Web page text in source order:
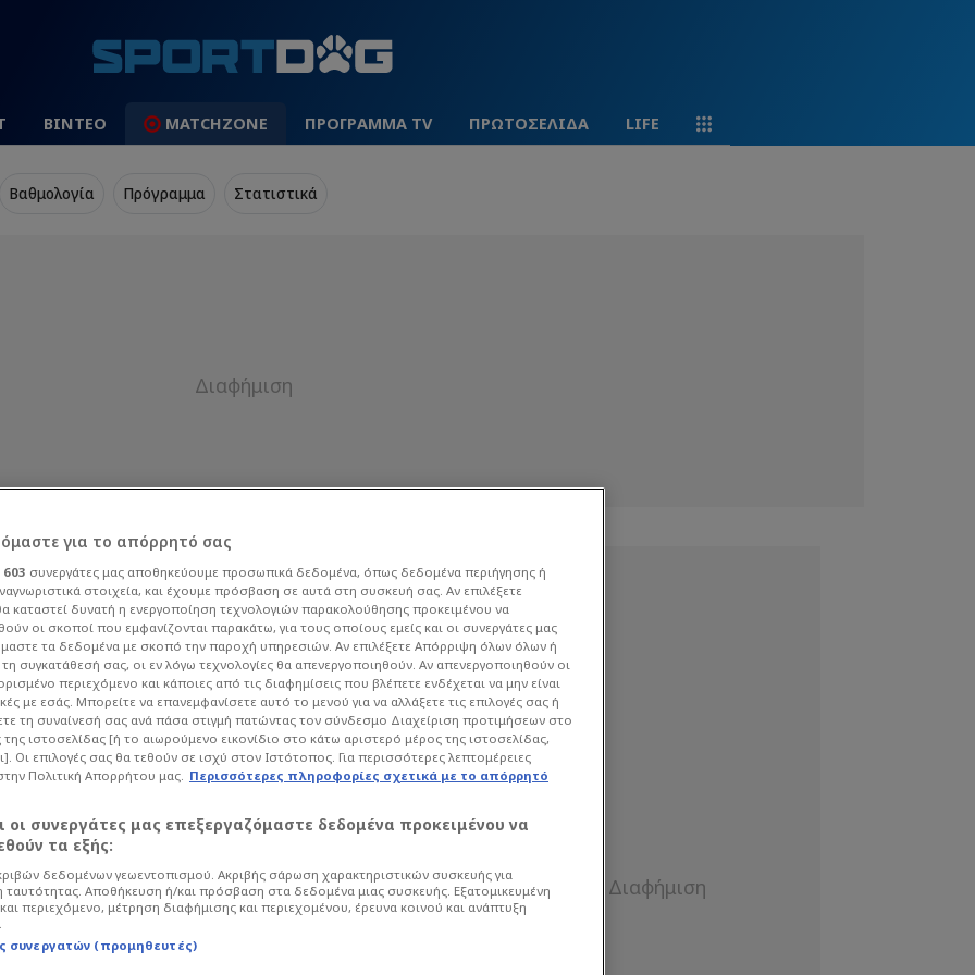
ΒΙΝΤΕΟ MATCHZONE ΠΡΟΓΡΑΜΜΑ TV ΠΡΩΤΟΣΕΛΙΔΑ LIFE
Βαθμολογία Πρόγραμμα Στατιστικά
Αλμέιδα: Διετές
εκατ. ευρώ τον
Super League
προπονητή, που πριν λίγες
την ΑΕΚ.
για το απόρρητό σας
603 συνεργάτες μας αποθηκεύουμε προσωπικά δεδομένα, όπως δεδομένα περιήγησης ή
στοιχεία, και έχουμε πρόσβαση σε αυτά στη συσκευή σας. Αν επιλέξετε
καταστεί δυνατή η ενεργοποίηση τεχνολογιών παρακολούθησης προκειμένου να
οι σκοποί που εμφανίζονται παρακάτω, για τους οποίους εμείς και οι συνεργάτες μας
τα δεδομένα με σκοπό την παροχή υπηρεσιών. Αν επιλέξετε Απόρριψη όλων όλων ή
συγκατάθεσή σας, οι εν λόγω τεχνολογίες θα απενεργοποιηθούν. Αν απενεργοποιηθούν οι
περιεχόμενο και κάποιες από τις διαφημίσεις που βλέπετε ενδέχεται να μην είναι
με εσάς. Μπορείτε να επανεμφανίσετε αυτό το μενού για να αλλάξετε τις επιλογές σας ή
τη συναίνεσή σας ανά πάσα στιγμή πατώντας τον σύνδεσμο Διαχείριση προτιμήσεων στο
ιστοσελίδας [ή το αιωρούμενο εικονίδιο στο κάτω αριστερό μέρος της ιστοσελίδας,
Οι επιλογές σας θα τεθούν σε ισχύ στον Ιστότοπος. Για περισσότερες λεπτομέρειες
Πολιτική Απορρήτου μας. Περισσότερες πληροφορίες σχετικά με το απόρρητό
οι συνεργάτες μας επεξεργαζόμαστε δεδομένα προκειμένου να
τα εξής:
δεδομένων γεωεντοπισμού. Ακριβής σάρωση χαρακτηριστικών συσκευής για
ταυτότητας. Αποθήκευση ή/και πρόσβαση στα δεδομένα μιας συσκευής. Εξατομικευμένη
περιεχόμενο, μέτρηση διαφήμισης και περιεχομένου, έρευνα κοινού και ανάπτυξη
συνεργατών (προμηθευτές)